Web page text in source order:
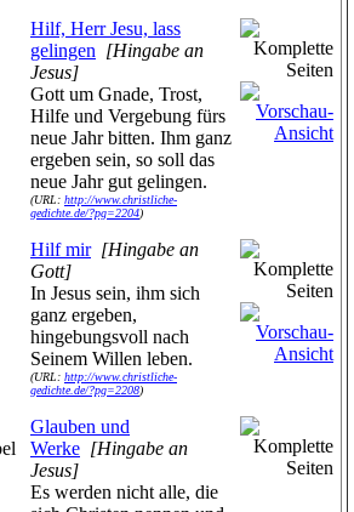
Hilf, Herr Jesu, lass
gelingen [Hingabe an
Jesus]
Gott um Gnade, Trost,
Hilfe und Vergebung fürs
neue Jahr bitten. Ihm ganz
ergeben sein, so soll das
neue Jahr gut gelingen.
(URL: http://www.christliche-
gedichte.de/?pg=2204)
Hilf mir [Hingabe an
Gott]
In Jesus sein, ihm sich
ganz ergeben,
hingebungsvoll nach
Seinem Willen leben.
(URL: http://www.christliche-
gedichte.de/?pg=2208)
Glauben und
Werke [Hingabe an
Jesus]
Es werden nicht alle, die